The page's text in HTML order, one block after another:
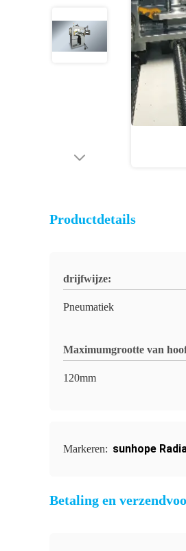
Productdetails
drijfwijze:
Pneumatiek
Maximumgrootte van
120mm
Markeren: sunhope
Betaling en